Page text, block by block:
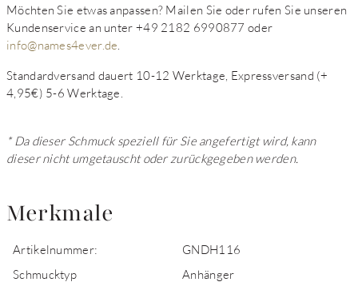
Möchten Sie etwas anpassen? Mailen Sie oder rufen Sie unseren
Kundenservice an unter +49 2182 6990877 oder
info@names4ever.de
Standardversand dauert 10-12 Werktage, Expressversand (+
4,95€) 5-6 Werktage.
* Da dieser Schmuck speziell für Sie angefertigt wird, kann
dieser nicht umgetauscht oder zurückgegeben werden.
Merkmale
Artikelnummer:
GNDH116
Schmucktyp
Anhänger